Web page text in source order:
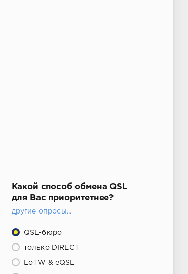
Какой способ обмена QSL
для Вас приоритетнее?
другие опросы...
QSL-бюро
только DIRECT
LoTW & eQSL